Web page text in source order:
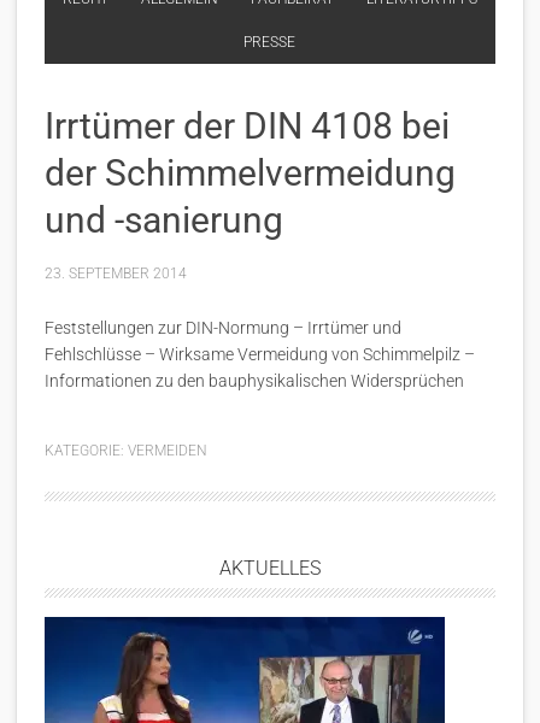
PRESSE
Irrtümer der DIN 4108 bei
der Schimmelvermeidung
und -sanierung
23. SEPTEMBER 2014
Feststellungen zur DIN-Normung – Irrtümer und
Fehlschlüsse – Wirksame Vermeidung von Schimmelpilz –
Informationen zu den bauphysikalischen Widersprüchen
KATEGORIE: VERMEIDEN
AKTUELLES